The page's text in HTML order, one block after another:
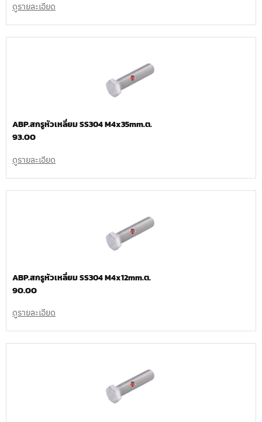
ดูรายละเอียด
ABP.สกรูหัวเหลี่ยม SS304 M4x35mm.ต.
93.00
ดูรายละเอียด
ABP.สกรูหัวเหลี่ยม SS304 M4x12mm.ต.
90.00
ดูรายละเอียด